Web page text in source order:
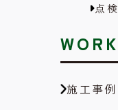
点
施工事